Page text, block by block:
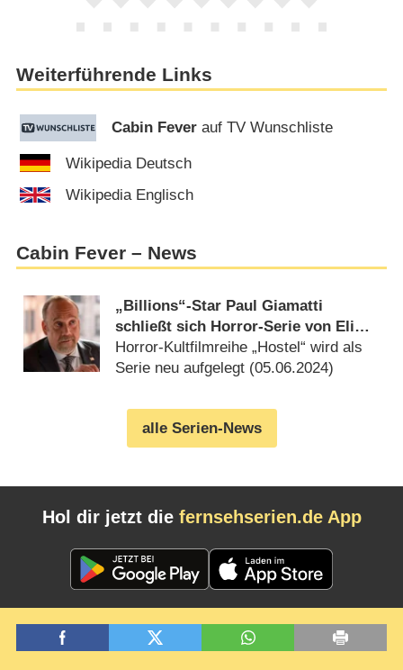
Weiterführende Links
Cabin Fever auf TV Wunschliste
Wikipedia Deutsch
Wikipedia Englisch
Cabin Fever – News
„Billions“-Star Paul Giamatti
schließt sich Horror-Serie von Eli
Roth an
Horror-Kultfilmreihe „Hostel“ wird als
Serie neu aufgelegt (05.06.2024)
alle Serien-News
Hol dir jetzt die fernsehserien.de App